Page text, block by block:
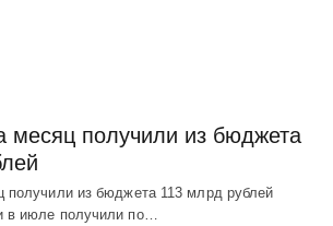
месяц получили из бюджета
получили из бюджета 113 млрд рублей
в июле получили по…